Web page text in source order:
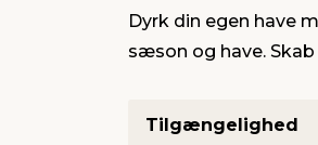
Dyrk din egen have
sæson og have.
Tilgængelighed